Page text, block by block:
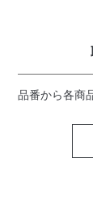
品番から各商